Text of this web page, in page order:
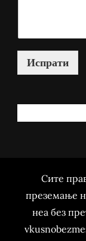
Испрати
Сите
преземање
неа без